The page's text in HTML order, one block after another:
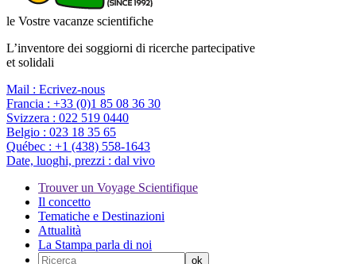
le Vostre vacanze scientifiche
L’inventore dei soggiorni di ricerche partecipative
et solidali
Mail : Ecrivez-nous
Francia : +33 (0)1 85 08 36 30
Svizzera : 022 519 0440
Belgio : 023 18 35 65
Québec : +1 (438) 558-1643
Date, luoghi, prezzi : dal vivo
Trouver un Voyage Scientifique
Il concetto
Tematiche e Destinazioni
Attualità
La Stampa parla di noi